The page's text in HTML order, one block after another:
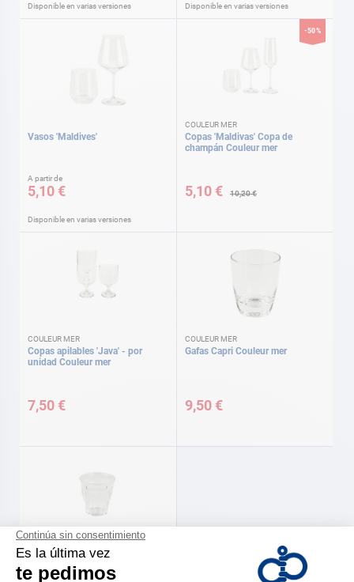
Disponible en varias versiones Disponible en varias versiones
Vasos 'Maldives'
A partir de
5,10 €
Disponible en varias versiones
-50%
COULEUR MER
Copas 'Maldivas' Copa de
champán Couleur mer
especial
5,10 € 10,20 €
COULEUR MER
Copas apilables 'Java' - por
unidad Couleur mer
7,50 €
COULEUR MER
Gafas Capri Couleur mer
9,50 €
COULEUR MER
Vaso tritan st barth - paq de 6
Couleur mer